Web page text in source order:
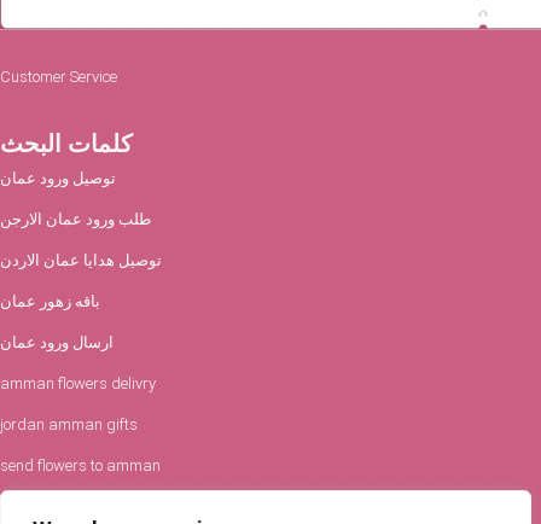
Customer Service
كلمات البحث
توصيل ورود عمان
طلب ورود عمان الارجن
توصيل هدايا عمان الاردن
باقه زهور عمان
ارسال ورود عمان
amman flowers delivry
jordan amman gifts
send flowers to amman